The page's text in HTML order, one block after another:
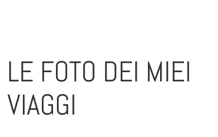
LE FOTO DEI MIEI
VIAGGI